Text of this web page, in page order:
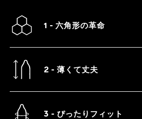
1 - 六角形の革命
ユニークな六角形のセル
2 - 薄くて丈夫
ラテックスで薄さと丈夫
3 - ぴったりフィット